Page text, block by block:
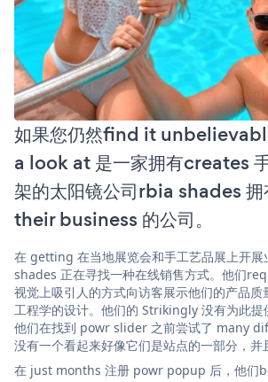
如果您仍然find it
a look at 是一家拥有creates
架的太阳镜公司rbia shades
their business 的公司。
在 getting 在当地展览会和手工艺品展上开
shades 正在寻找一种在线销售方式。他们
视觉上吸引人的方式向访客展示他们的产品质
工程学的设计。他们的 Strikingly 没有为此提
他们在找到 powr slider 之前尝试了 many
没有一个看起来好像它们是站点的一部分，并
在 just months 注册 powr popup 后，他们